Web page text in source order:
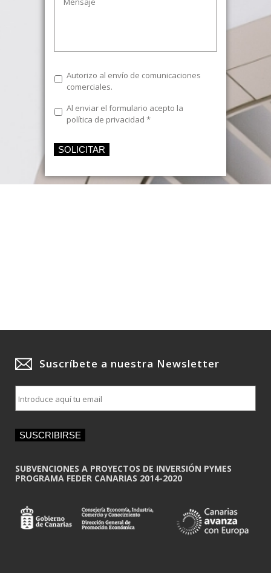
Envío
comerciales
Autorizo al envío de comunicaciones
comerciales.
Texto
Legal *
Al enviar el formulario acepto la
política de privacidad *
SOLICITAR
Suscríbete a nuestra Newsletter
m
a
SUSCRIBIRSE
SUBVENCIONES A PROYECTOS DE INVERSIÓN PYMES
PROGRAMA FEDER CANARIAS 2014-2020